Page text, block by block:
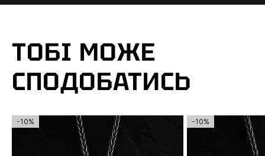
ТОБІ МОЖЕ
СПОДОБАТИСЬ
-10% -10%